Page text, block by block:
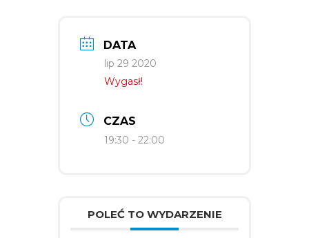
DATA
lip 29 2020
Wygasł!
CZAS
19:30 - 22:00
POLEĆ TO WYDARZENIE